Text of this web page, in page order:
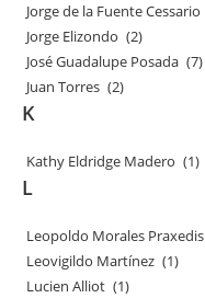
Jorge de la Fuente Cessario
Jorge Elizondo (2)
José Guadalupe Posada (7)
Juan Torres (2)
K
Kathy Eldridge Madero (1)
L
Leopoldo Morales Praxedis
Leovigildo Martínez (1)
Lucien Alliot (1)